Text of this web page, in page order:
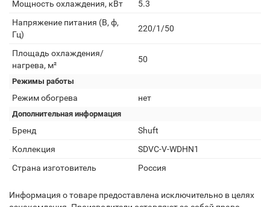
Мощность охлаждения, кВт
5.3
Напряжение питания (В, ф,
Гц)
220/1/50
Площадь охлаждения/
нагрева, м²
50
Режимы работы
Режим обогрева нет
Дополнительная информация
Бренд
Shuft
Коллекция
SDVC-V-WDHN1
Страна изготовитель
Россия
Информация о товаре предоставлена исключительно в целях